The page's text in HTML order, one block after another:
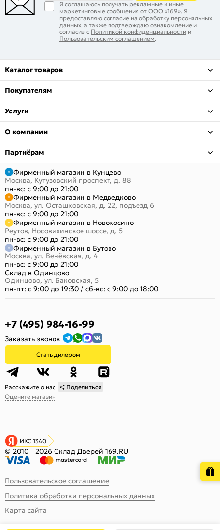
Я соглашаюсь получать рекламные и иные
маркетинговые сообщения от ООО «169». Я
предоставляю согласие на обработку персональных
данных, а также подтверждаю ознакомление и
согласие с Политикой конфиденциальности и
Пользовательским соглашением.
Каталог товаров
Покупателям
Услуги
О компании
Партнёрам
Фирменный магазин в Кунцево
Москва, Кутузовский проспект, д. 88
пн-вс: с 9:00 до 21:00
Фирменный магазин в Медведково
Москва, ул. Осташковская, д. 22, подъезд 6
пн-вс: с 9:00 до 21:00
Фирменный магазин в Новокосино
Реутов, Носовихинское шоссе, д. 5
пн-вс: с 9:00 до 21:00
Фирменный магазин в Бутово
Москва, ул. Венёвская, д. 4
пн-вс: с 9:00 до 21:00
Склад в Одинцово
Одинцово, ул. Баковская, 5
пн-пт: с 9:00 до 19:30 /сб-вс: с 9:00 до 18:00
+7 (495) 984-16-99
Заказать звонок
Стать дилером
Расскажите о нас
Поделиться
Оцените магазин
ИКС 1340
© 2010—2026 Склад Дверей 169.RU
Пользовательское соглашение
Политика обработки персональных данных
Карта сайта